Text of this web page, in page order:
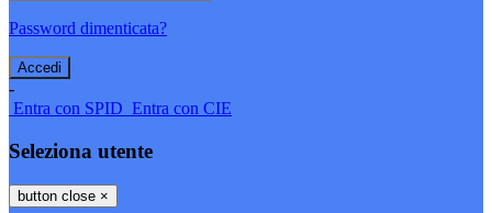
Password dimenticata?
-
Entra con SPID Entra con CIE
Seleziona utente
button close ×